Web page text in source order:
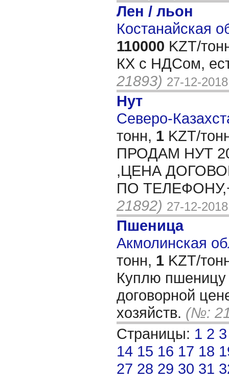
Лен / льон
Костанайская
110000 KZT/
КХ с НДСом,
21893) 27-12-2018
Нут
Северо-
тонн, 1 KZT/
ПРОДАМ НУТ
,ЦЕНА
ПО
21892) 27-12-2018
Пшеница
Акмолинская
тонн, 1 KZT/
Куплю пшеницу
договорной
хозяйств. (№:
Страницы: 1 2 3
14 15 16 17 18
27 28 29 30 31